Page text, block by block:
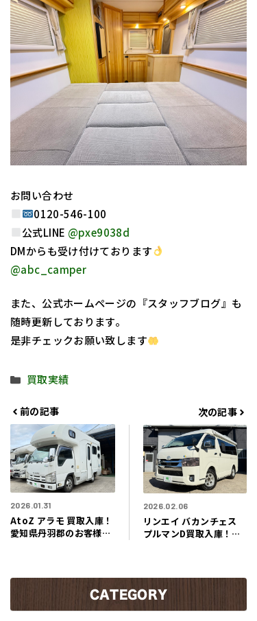
お問い合わせ
0120-546-100
公式LINE @pxe9038d
DMからも受け付けております
@abc_camper
また、公式ホームページの『スタッフブログ』も
随時更新しております。
是非チェックお願い致します
カ
ゴ
リ
ー
買取実績
前の記事
2026.01.31
AtoZ アラモ 買取入庫！
愛知県丹羽郡のお客様よ
た！！
次の記事
2026.02.06
リンエイ バカンチェス
プルマンD買取入庫！千
した！！
CATEGORY